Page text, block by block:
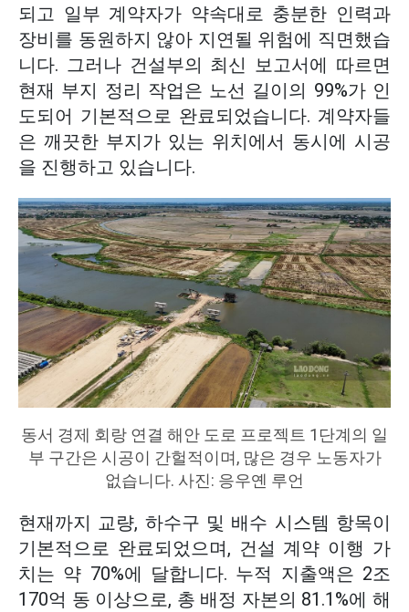
되고 일부 계약자가 약속대로 충분한 인력과
장비를 동원하지 않아 지연될 위험에 직면했습
니다. 그러나 건설부의 최신 보고서에 따르면
현재 부지 정리 작업은 노선 길이의 99%가 인
도되어 기본적으로 완료되었습니다. 계약자들
은 깨끗한 부지가 있는 위치에서 동시에 시공
을 진행하고 있습니다.
동서 경제 회랑 연결 해안 도로 프로젝트 1단계의 일
부 구간은 시공이 간헐적이며, 많은 경우 노동자가
없습니다. 사진: 응우옌 루언
현재까지 교량, 하수구 및 배수 시스템 항목이
기본적으로 완료되었으며, 건설 계약 이행 가
치는 약 70%에 달합니다. 누적 지출액은 2조
170억 동 이상으로, 총 배정 자본의 81.1%에 해